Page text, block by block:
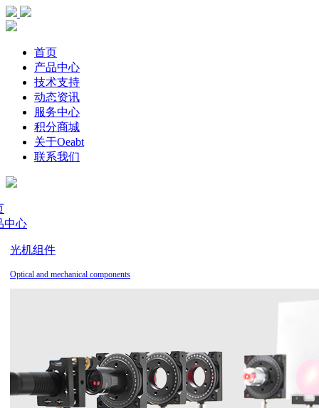
首页
产品中心
技术支持
动态资讯
服务中心
积分商城
关于Oeabt
联系我们
中心
光机组件
Optical and mechanical components